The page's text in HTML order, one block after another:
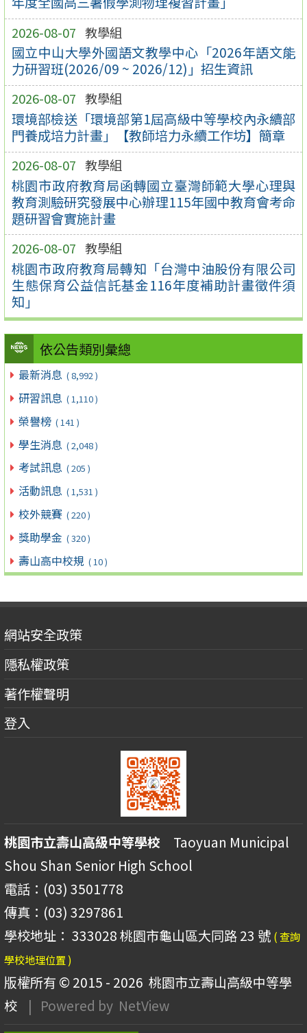
2026-08-07 教學組
國立中山大學外國語文教學中心「2026年語文能
力研習班(2026/09 ~ 2026/12)」招生資訊
2026-08-07 教學組
環境部檢送「環境部第1屆高級中等學校內永續部
門養成培力計畫」【教師培力永續工作坊】簡章
2026-08-07 教學組
桃園市政府教育局函轉國立臺灣師範大學心理與
教育測驗研究發展中心辦理115年國中教育會考命
題研習會實施計畫
2026-08-07 教學組
桃園市政府教育局轉知「台灣中油股份有限公司
生態保育公益信託基金116年度補助計畫徵件須
知」
依公告類別彙總
最新消息 ( 8,992 )
研習訊息 ( 1,110 )
榮譽榜 ( 141 )
學生消息 ( 2,048 )
考試訊息 ( 205 )
活動訊息 ( 1,531 )
校外競賽 ( 220 )
獎助學金 ( 320 )
壽山高中校規 ( 10 )
網站安全政策
隱私權政策
著作權聲明
登入
桃園市立壽山高級中等學校 Taoyuan Municipal
Shou Shan Senior High School
電話：(03) 3501778
傳真：(03) 3297861
學校地址： 333028 桃園市龜山區大同路 23 號 ( 查詢
學校地理位置 )
版權所有 © 2015 - 2026 桃園市立壽山高級中等學
校
| Powered by NetView